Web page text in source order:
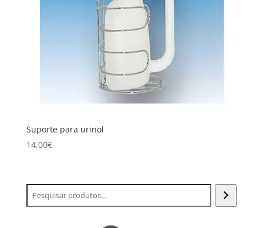
Suporte para urinol
14,00€